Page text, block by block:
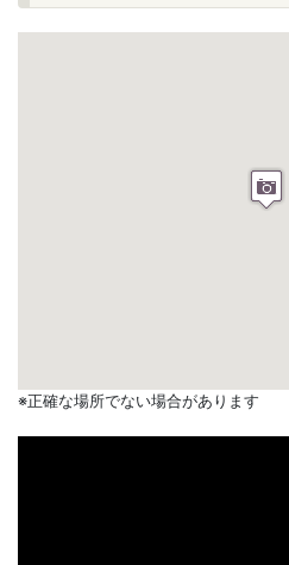
※正確な場所でない場合があります